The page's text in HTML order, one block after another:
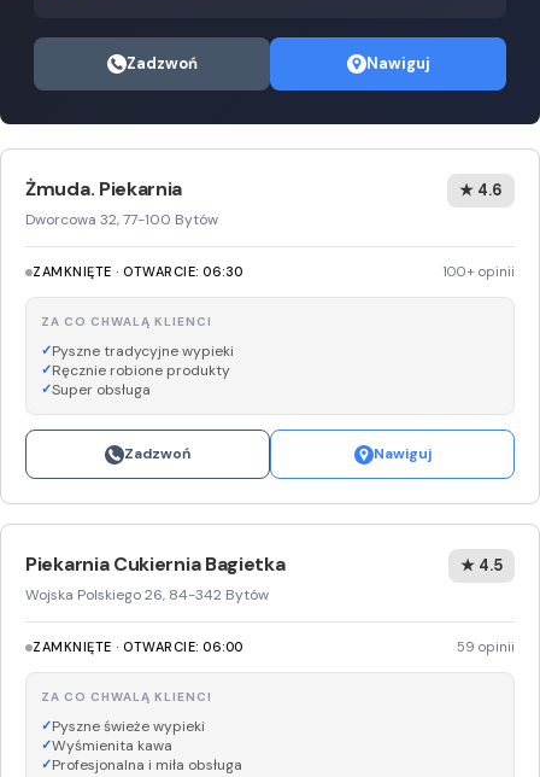
Zadzwoń Nawiguj
Żmuda. Piekarnia
Dworcowa 32, 77-100 Bytów
★ 4.6
ZAMKNIĘTE · OTWARCIE: 06:30 100+ opinii
ZA CO CHWALĄ KLIENCI
Pyszne tradycyjne wypieki
Ręcznie robione produkty
Super obsługa
Zadzwoń Nawiguj
Piekarnia Cukiernia Bagietka
Wojska Polskiego 26, 84-342 Bytów
★ 4.5
ZAMKNIĘTE · OTWARCIE: 06:00 59 opinii
ZA CO CHWALĄ KLIENCI
Pyszne świeże wypieki
Wyśmienita kawa
Profesjonalna i miła obsługa